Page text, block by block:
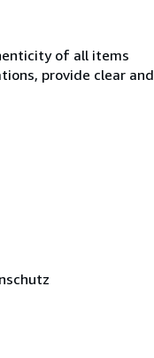
of all items
provide clear and